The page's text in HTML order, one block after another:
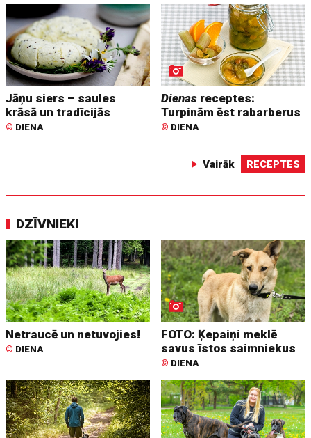
Jāņu siers – saules
krāsā un tradīcijās
© DIENA
Dienas receptes:
Turpinām ēst rabarberus
© DIENA
Vairāk RECEPTES
DZĪVNIEKI
Netraucē un netuvojies!
© DIENA
FOTO: Ķepaiņi meklē
savus īstos saimniekus
© DIENA